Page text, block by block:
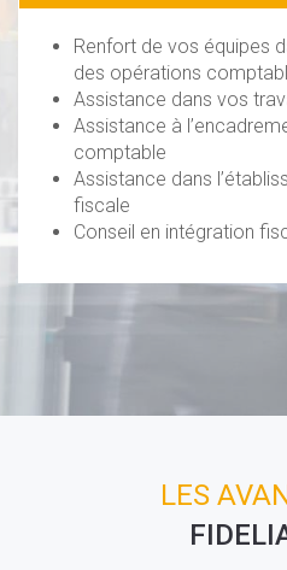
Renfort de vos équipes
des opérations
Assistance dans vos
Assistance à
comptable
Assistance dans
fiscale
Conseil en intégration
LES